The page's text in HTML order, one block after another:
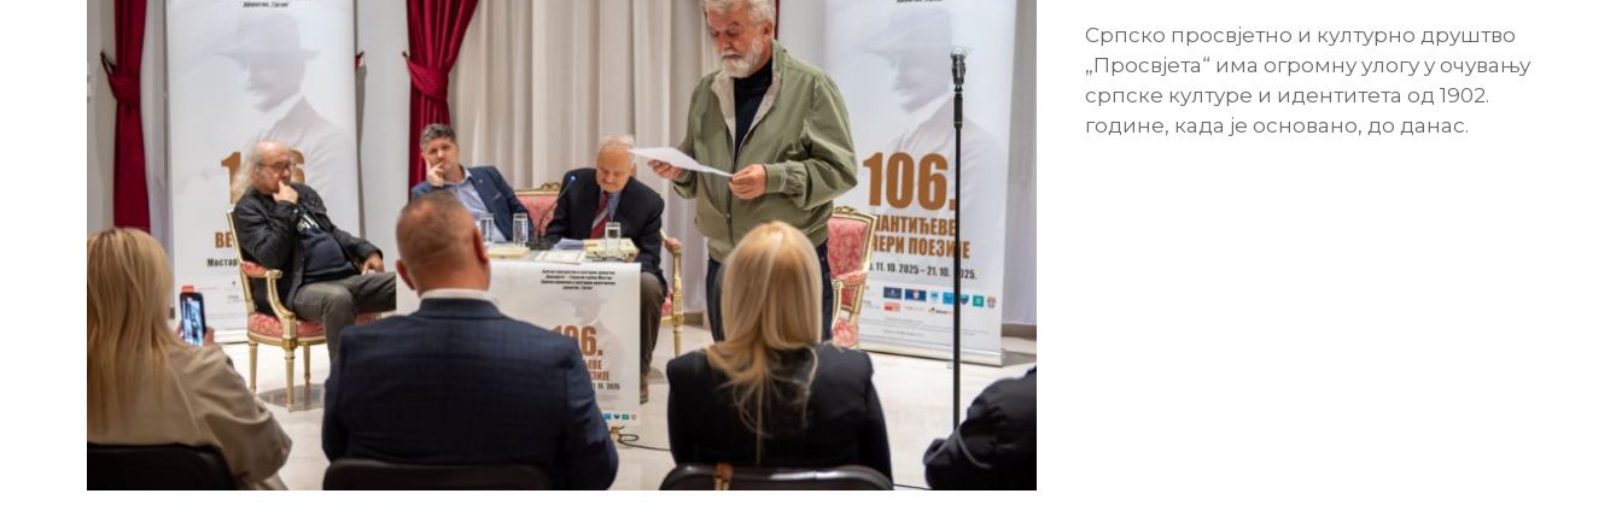
Српско просвјетно и културно друштво
„Просвјета“ има огромну улогу у очувању
српске културе и идентитета од 1902.
године, када је основано, до данас.